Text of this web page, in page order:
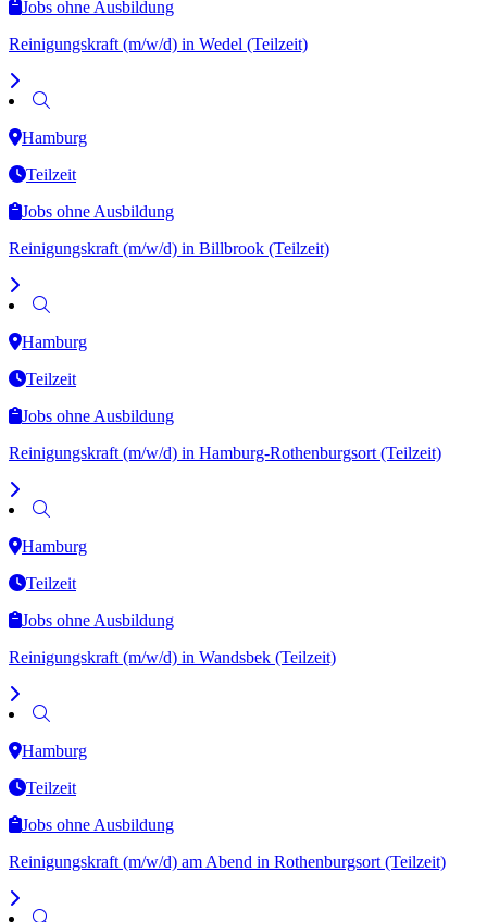
Jobs ohne Ausbildung
Reinigungskraft (m/w/d) in Wedel (Teilzeit)
Hamburg
Teilzeit
Jobs ohne Ausbildung
Reinigungskraft (m/w/d) in Billbrook (Teilzeit)
Hamburg
Teilzeit
Jobs ohne Ausbildung
Reinigungskraft (m/w/d) in Hamburg-Rothenburgsort (Teilzeit)
Hamburg
Teilzeit
Jobs ohne Ausbildung
Reinigungskraft (m/w/d) in Wandsbek (Teilzeit)
Hamburg
Teilzeit
Jobs ohne Ausbildung
Reinigungskraft (m/w/d) am Abend in Rothenburgsort (Teilzeit)